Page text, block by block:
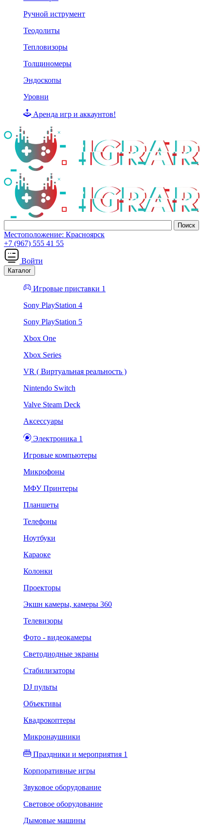
Ручной иструмент
Теодолиты
Тепловизоры
Толщиномеры
Эндоскопы
Уровни
Аренда игр и аккаунтов!
Местоположение: Красноярск
+7 (967) 555 41 55
Войти
Каталог
Игровые приставки 1
Sony PlayStation 4
Sony PlayStation 5
Xbox One
Xbox Series
VR ( Виртуальная реальность )
Nintendo Switch
Valve Steam Deck
Аксессуары
Электроника 1
Игровые компьютеры
Микрофоны
МФУ Принтеры
Планшеты
Телефоны
Ноутбуки
Караоке
Колонки
Проекторы
Экшн камеры, камеры 360
Телевизоры
Фото - видеокамеры
Светодиодные экраны
Стабилизаторы
DJ пульты
Объективы
Квадрокоптеры
Микронаушники
Праздники и мероприятия 1
Корпоративные игры
Звуковое оборудование
Световое оборудование
Дымовые машины